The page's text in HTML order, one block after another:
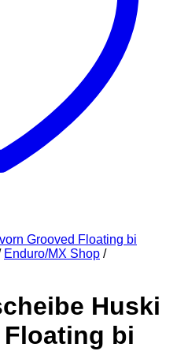
Enduro/MX Shop /
Huski
bi